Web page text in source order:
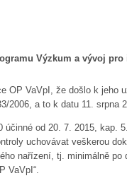
Výzkum a vývoj pro
OP VaVpI, že došlo k jeho
2006, a to k datu 11. srpna
od 20. 7. 2015, kap.
uchovávat veškerou
nařízení, tj. minimálně po
VaVpI“.